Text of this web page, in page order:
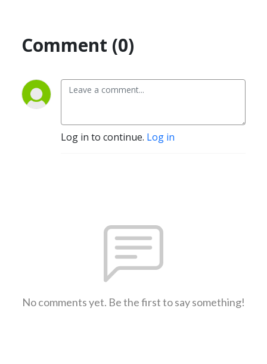
Comment (0)
Log in to continue. Log in
No comments yet. Be the first to say something!